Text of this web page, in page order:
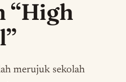
“High
merujuk sekolah